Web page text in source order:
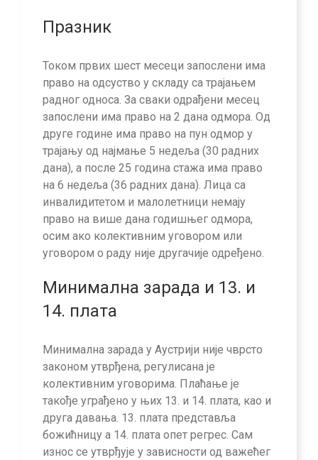
Празник
Током првих шест месеци запослени има
право на одсуство у складу са трајањем
радног односа. За сваки одрађени месец
запослени има право на 2 дана одмора. Од
друге године има право на пун одмор у
трајању од најмање 5 недеља (30 радних
дана), а после 25 година стажа има право
на 6 недеља (36 радних дана). Лица са
инвалидитетом и малолетници немају
право на више дана годишњег одмора,
осим ако колективним уговором или
уговором о раду није другачије одређено.
Минимална зарада и 13. и
14. плата
Минимална зарада у Аустрији није чврсто
законом утврђена, регулисана је
колективним уговорима. Плаћање је
такође уграђено у њих 13. и 14. плата, као и
друга давања. 13. плата представља
божићницу а 14. плата опет регрес. Сам
износ се утврђује у зависности од важећег